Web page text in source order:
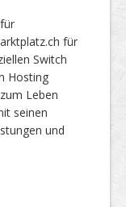
für
Switch
Hosting
Leben
seinen
und